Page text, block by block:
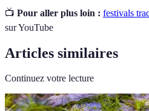
📺 Pour aller plus loin : festivals
sur YouTube
Articles similaires
Continuez votre lecture